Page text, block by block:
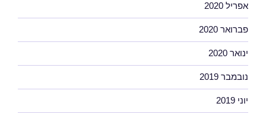
אפריל 2020
פברואר 2020
ינואר 2020
נובמבר 2019
יוני 2019